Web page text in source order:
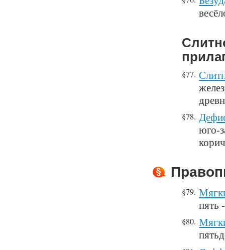
§77.
§78.
юго-
§79.
пять
§80.